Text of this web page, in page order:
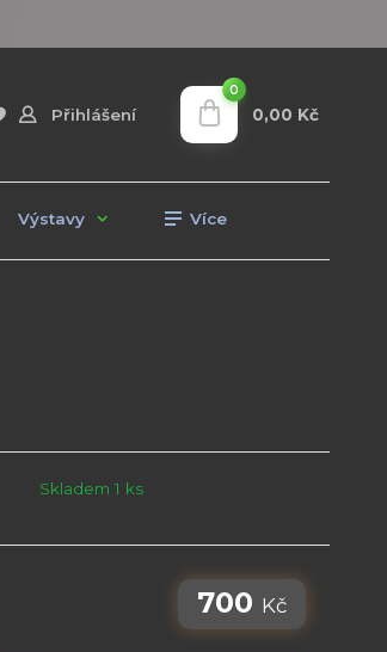
Přihlášení
0
0,00 Kč
Výstavy Více
Skladem 1 ks
700 Kč